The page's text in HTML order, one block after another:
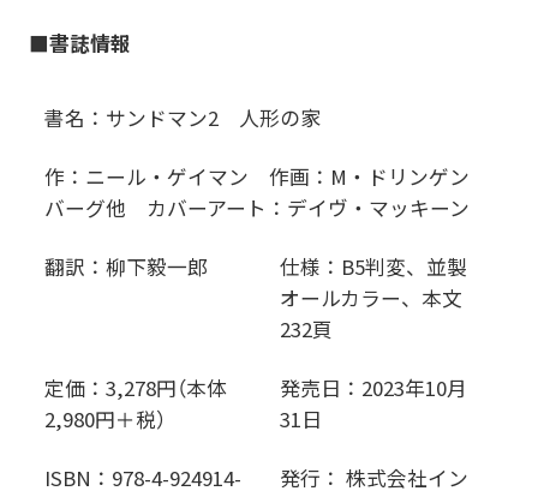
■書誌情報
書名：サンドマン2 人形の家
作：ニール・ゲイマン 作画：M・ドリンゲン
バーグ他 カバーアート：デイヴ・マッキーン
翻訳：柳下毅一郎
仕様：B5判変、並製
オールカラー、本文
232頁
定価：3,278円（本体
2,980円＋税）
発売日：2023年10月
31日
ISBN：978-4-924914-
発行： 株式会社イン